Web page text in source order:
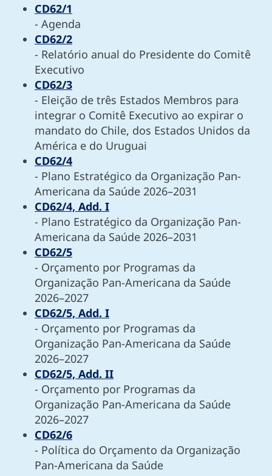
CD62/1
- Agenda
CD62/2
- Relatório anual do Presidente do Comitê
Executivo
CD62/3
- Eleição de três Estados Membros para
integrar o Comitê Executivo ao expirar o
mandato do Chile, dos Estados Unidos da
América e do Uruguai
CD62/4
- Plano Estratégico da Organização Pan-
Americana da Saúde 2026–2031
CD62/4, Add. I
- Plano Estratégico da Organização Pan-
Americana da Saúde 2026–2031
CD62/5
- Orçamento por Programas da
Organização Pan-Americana da Saúde
2026–2027
CD62/5, Add. I
- Orçamento por Programas da
Organização Pan-Americana da Saúde
2026–2027
CD62/5, Add. II
- Orçamento por Programas da
Organização Pan-Americana da Saúde
2026–2027
CD62/6
- Política do Orçamento da Organização
Pan-Americana da Saúde